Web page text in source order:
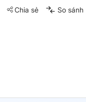
Chia sẻ So sánh